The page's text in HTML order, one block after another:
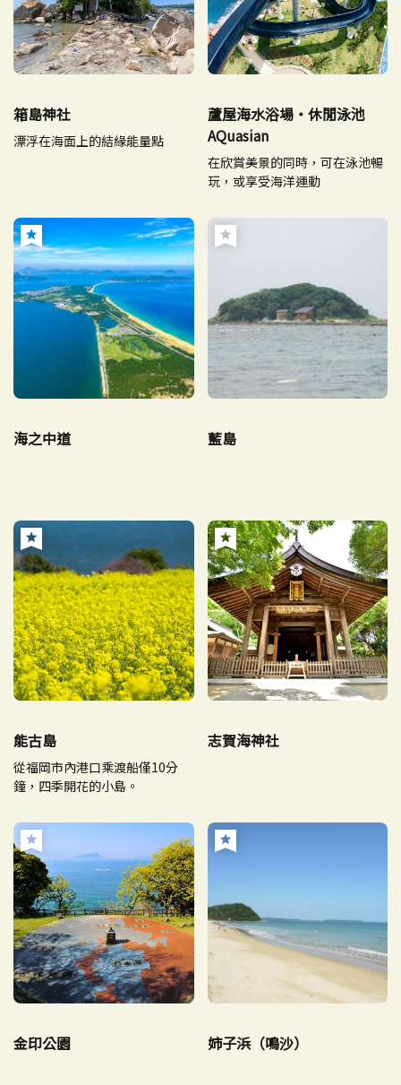
箱島神社
漂浮在海面上的結緣能量點
蘆屋海水浴場・休閒泳池
AQuasian
在欣賞美景的同時，可在泳池暢
玩，或享受海洋運動
海之中道 藍島
能古島
從福岡市內港口乘渡船僅10分
鐘，四季開花的小島。
志賀海神社
金印公園 姉子浜（鳴沙）